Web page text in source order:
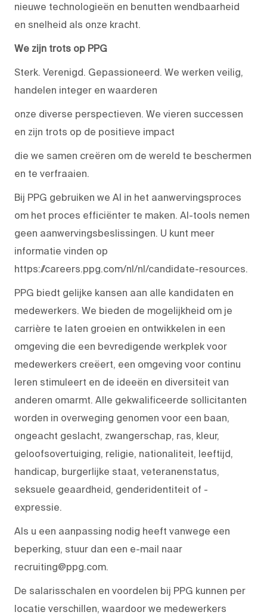
nieuwe technologieën en benutten wendbaarheid
en snelheid als onze kracht.
We zijn trots op PPG
Sterk. Verenigd. Gepassioneerd. We werken veilig,
handelen integer en waarderen
onze diverse perspectieven. We vieren successen
en zijn trots op de positieve impact
die we samen creëren om de wereld te beschermen
en te verfraaien.
Bij PPG gebruiken we AI in het aanwervingsproces
om het proces efficiënter te maken. AI-tools nemen
geen aanwervingsbeslissingen. U kunt meer
informatie vinden op
https://careers.ppg.com/nl/nl/candidate-resources.
PPG biedt gelijke kansen aan alle kandidaten en
medewerkers. We bieden de mogelijkheid om je
carrière te laten groeien en ontwikkelen in een
omgeving die een bevredigende werkplek voor
medewerkers creëert, een omgeving voor continu
leren stimuleert en de ideeën en diversiteit van
anderen omarmt. Alle gekwalificeerde sollicitanten
worden in overweging genomen voor een baan,
ongeacht geslacht, zwangerschap, ras, kleur,
geloofsovertuiging, religie, nationaliteit, leeftijd,
handicap, burgerlijke staat, veteranenstatus,
seksuele geaardheid, genderidentiteit of -
expressie.
Als u een aanpassing nodig heeft vanwege een
beperking, stuur dan een e-mail naar
recruiting@ppg.com.
De salarisschalen en voordelen bij PPG kunnen per
locatie verschillen, waardoor we medewerkers